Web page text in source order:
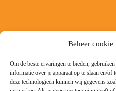
Beheer cookie
Om de beste ervaringen te bieden,
informatie over je apparaat op te slaan en/of
deze technologieën kunnen wij gegevens